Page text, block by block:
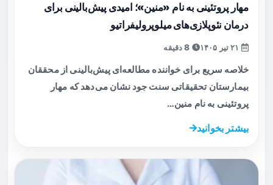
مهار پروتئینی به نام «منین»؛ امیدی پیش‌بالینی برای
درمان نئوپلازی‌های میلوپرولیفراتیو
خلاصه سریع برای خواننده مطالعه‌ای پیش‌بالینی از محققان
بیمارستان تحقیقاتی سنت جود نشان می‌دهد که مهار
پروتئینی به نام منین…
بیشتر بخوانید